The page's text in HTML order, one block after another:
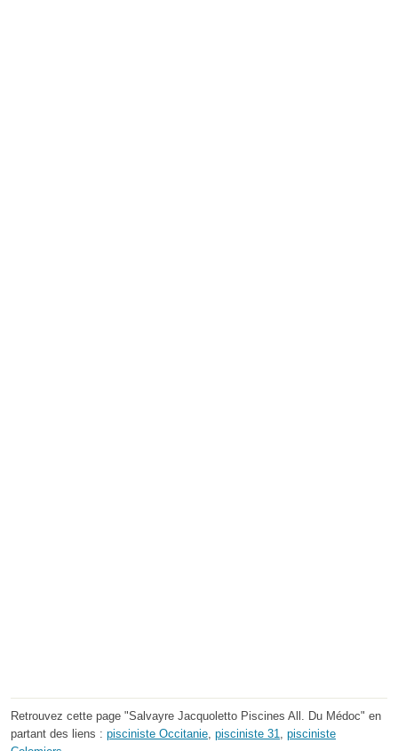
Retrouvez cette page "Salvayre Jacquoletto Piscines All. Du Médoc" en
partant des liens : pisciniste Occitanie pisciniste 31
pisciniste